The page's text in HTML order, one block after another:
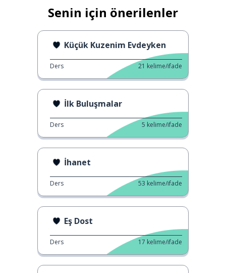
Senin için önerilenler
Küçük Kuzenim Evdeyken
Ders 21 kelime/ifade
İlk Buluşmalar
Ders 5 kelime/ifade
İhanet
Ders 53 kelime/ifade
Eş Dost
Ders 17 kelime/ifade